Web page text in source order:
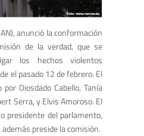
anunció la conformación
de la verdad, que se
los hechos violentos
el pasado 12 de febrero. El
Diosdado Cabello, Tanía
Serra, y Elvis Amoroso. El
presidente del parlamento,
además preside la comisión.